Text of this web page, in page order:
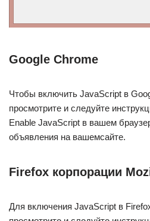
Google Chrome
Чтобы включить JavaScript в
просмотрите и следуйте
Enable JavaScript в вашем
объявления на вашемсайте.
Firefox корпорации
Для включения JavaScript в